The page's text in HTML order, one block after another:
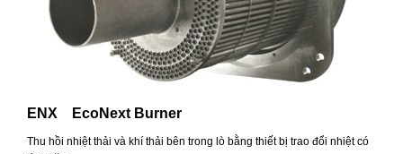
ENX EcoNext Burner
Thu hồi nhiệt thải và khí thải bên trong lò bằng thiết bị trao đổi nhiệt có